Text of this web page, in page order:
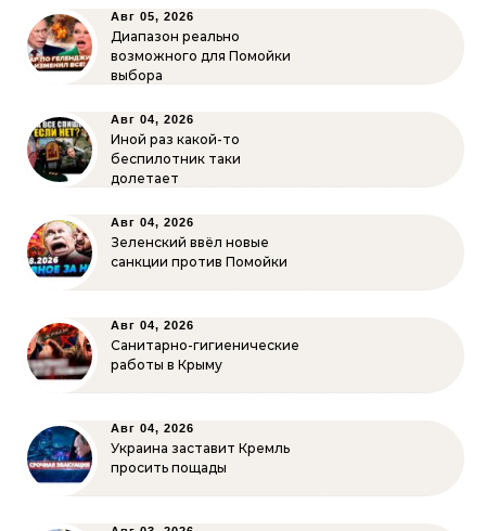
Авг 05, 2026
Диапазон реально
возможного для Помойки
выбора
Авг 04, 2026
Иной раз какой-то
беспилотник таки
долетает
Авг 04, 2026
Зеленский ввёл новые
санкции против Помойки
Авг 04, 2026
Санитарно-гигиенические
работы в Крыму
Авг 04, 2026
Украина заставит Кремль
просить пощады